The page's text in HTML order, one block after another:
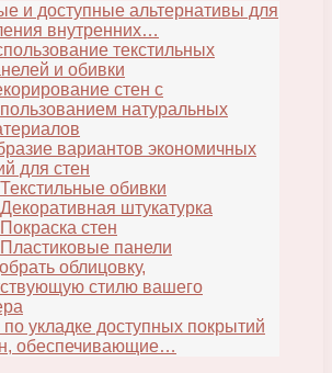
и доступные альтернативы для
внутренних…
текстильных
и обивки
стен с
натуральных
вариантов экономичных
для стен
обивки
штукатурка
стен
панели
облицовку,
стилю вашего
укладке доступных покрытий
обеспечивающие…